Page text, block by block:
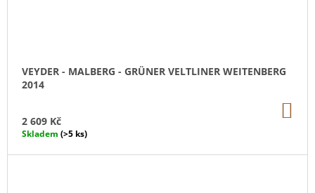
VEYDER - MALBERG - GRÜNER VELTLINER WEITENBERG
2014
2 609 Kč
Skladem (>5 ks)